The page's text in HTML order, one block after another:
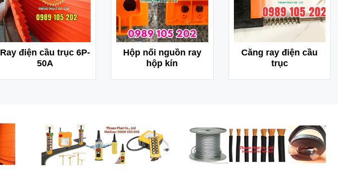
Ray điện cầu trục 6P-
50A
Hộp nối nguồn ray
hộp kín
Căng ray điện cầu
trục